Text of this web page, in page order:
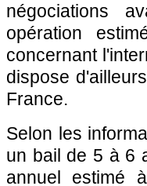
négociations
opération
concernant
dispose
France.
Selon les
un bail de 5 à 6
annuel estimé